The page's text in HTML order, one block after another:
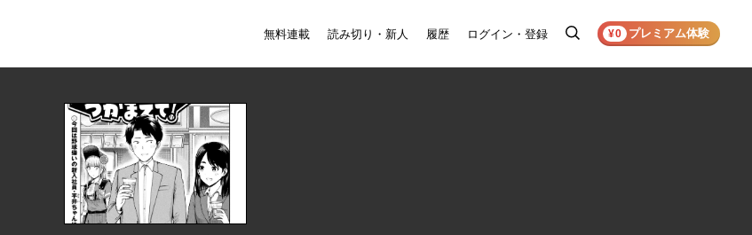
無料連載 読み切り・新人 履歴 ログイン・登録
検
¥0 プレミアム体験